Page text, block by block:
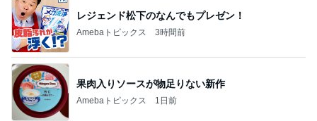
レジェンド松下のなんでもプレゼン！
Amebaトピックス 3時間前
果肉入りソースが物足りない新作
Amebaトピックス 1日前